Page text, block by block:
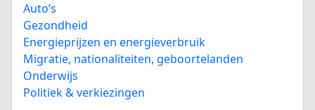
Auto’s
Gezondheid
Energieprijzen en energieverbruik
Migratie, nationaliteiten, geboortelanden
Onderwijs
Politiek & verkiezingen